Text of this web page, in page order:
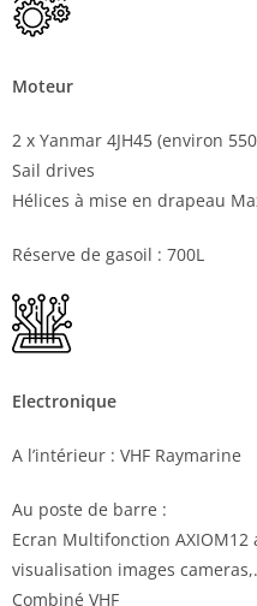
Moteur
2 x Yanmar 4JH45 (environ
Sail drives
Hélices à mise en drapeau
Réserve de gasoil : 700L
Electronique
A l’intérieur : VHF Raymarine
Au poste de barre :
Ecran Multifonction AXIOM12
visualisation images
Combiné VHF